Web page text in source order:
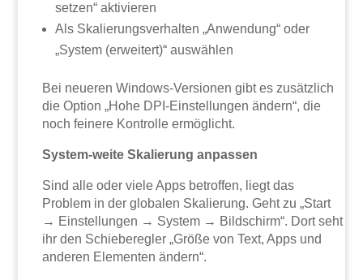
setzen“ aktivieren
Als Skalierungsverhalten „Anwendung“ oder
„System (erweitert)“ auswählen
Bei neueren Windows-Versionen gibt es zusätzlich
die Option „Hohe DPI-Einstellungen ändern“, die
noch feinere Kontrolle ermöglicht.
System-weite Skalierung anpassen
Sind alle oder viele Apps betroffen, liegt das
Problem in der globalen Skalierung. Geht zu „Start
→ Einstellungen → System → Bildschirm“. Dort seht
ihr den Schieberegler „Größe von Text, Apps und
anderen Elementen ändern“.